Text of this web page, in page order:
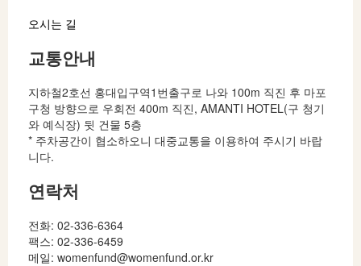
오시는 길
교통안내
지하철2호선 홍대입구역1번출구로 나와 100m 직진 후 마포
구청 방향으로 우회전 400m 직진, AMANTI HOTEL(구 청기
와 예식장) 뒷 건물 5층
* 주차공간이 협소하오니 대중교통을 이용하여 주시기 바랍
니다.
연락처
전화: 02-336-6364
팩스: 02-336-6459
메일: womenfund@womenfund.or.kr